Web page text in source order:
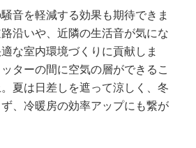
音を軽減する効果も期待できま
沿いや、近隣の生活音が気にな
な室内環境づくりに貢献しま
ターの間に空気の層ができるこ
夏は日差しを遮って涼しく、冬
、冷暖房の効率アップにも繋が